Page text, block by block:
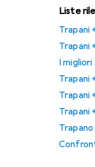
Liste
Trapani
Trapani
I
Trapani
Trapani
Trapani